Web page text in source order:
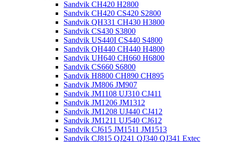
Sandvik CH420 H2800
Sandvik CH420 CS420 S2800
Sandvik QH331 CH430 H3800
Sandvik CS430 S3800
Sandvik US440I CS440 S4800
Sandvik QH440 CH440 H4800
Sandvik UH640 CH660 H6800
Sandvik CS660 S6800
Sandvik H8800 CH890 CH895
Sandvik JM806 JM907
Sandvik JM1108 UJ310 CJ411
Sandvik JM1206 JM1312
Sandvik JM1208 UJ440 CJ412
Sandvik JM1211 UJ540 CJ612
Sandvik CJ615 JM1511 JM1513
Sandvik CJ815 QJ241 QJ340 QJ341 Extec